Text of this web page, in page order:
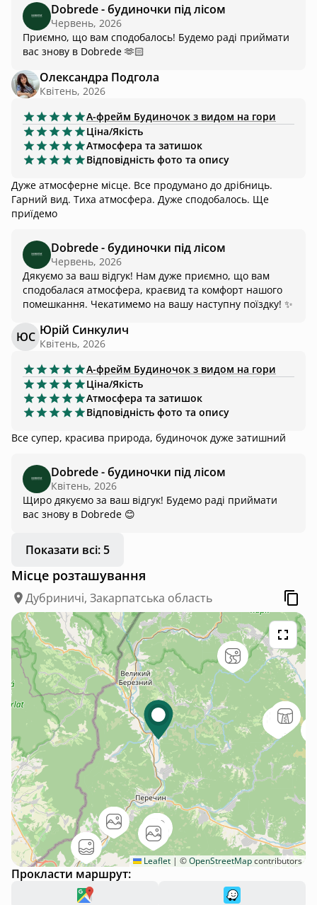
Dobrede - будиночки під лісом
Червень, 2026
Приємно, що вам сподобалось! Будемо раді приймати
вас знову в Dobrede 🫶🏻
Олександра Подгола
Квітень, 2026
А-фрейм Будиночок з видом на гори
Ціна/Якість
Атмосфера та затишок
Відповідність фото та опису
Дуже атмосферне місце. Все продумано до дрібниць.
Гарний вид. Тиха атмосфера. Дуже сподобалось. Ще
приїдемо
Dobrede - будиночки під лісом
Червень, 2026
Дякуємо за ваш відгук! Нам дуже приємно, що вам
сподобалася атмосфера, краєвид та комфорт нашого
помешкання. Чекатимемо на вашу наступну поїздку! ✨
ЮС Юрій Синкулич
Квітень, 2026
А-фрейм Будиночок з видом на гори
Ціна/Якість
Атмосфера та затишок
Відповідність фото та опису
Все супер, красива природа, будиночок дуже затишний
Dobrede - будиночки під лісом
Квітень, 2026
Щиро дякуємо за ваш відгук! Будемо раді приймати
вас знову в Dobrede 😊
Показати всі: 5
Місце розташування
Дубриничі, Закарпатська область
Leaflet | ©OpenStreetMapcontributors
Прокласти маршрут: